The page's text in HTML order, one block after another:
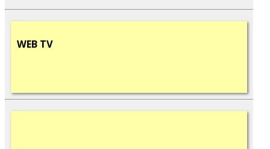
WEB TV